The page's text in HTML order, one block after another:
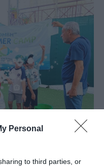
Personal
to third parties, or